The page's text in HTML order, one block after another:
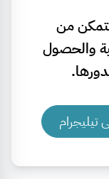
من
والحصول
تيليجرام